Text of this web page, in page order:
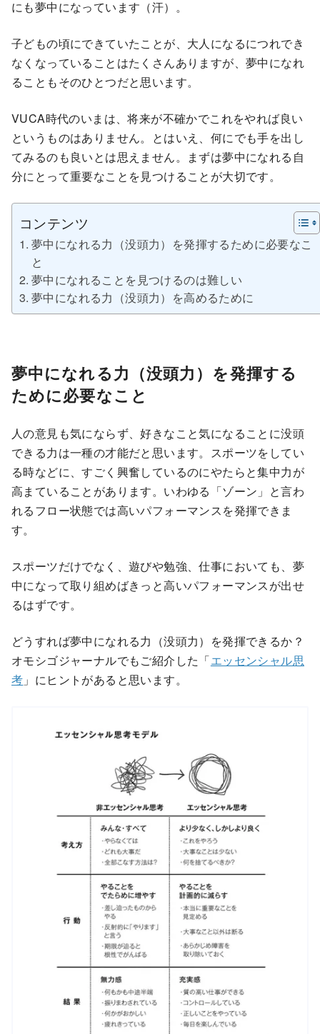
にも夢中になっています（汗）。
子どもの頃にできていたことが、大人になるにつれでき
なくなっていることはたくさんありますが、夢中になれ
ることもそのひとつだと思います。
VUCA時代のいまは、将来が不確かでこれをやれば良い
というものはありません。とはいえ、何にでも手を出し
てみるのも良いとは思えません。まずは夢中になれる自
分にとって重要なことを見つけることが大切です。
コンテンツ
夢中になれる力（没頭力）を発揮するために必要なこ
と
夢中になれることを見つけるのは難しい
夢中になれる力（没頭力）を高めるために
夢中になれる力（没頭力）を発揮する
ために必要なこと
人の意見も気にならず、好きなこと気になることに没頭
できる力は一種の才能だと思います。スポーツをしてい
る時などに、すごく興奮しているのにやたらと集中力が
高まていることがあります。いわゆる「ゾーン」と言わ
れるフロー状態では高いパフォーマンスを発揮できま
す。
スポーツだけでなく、遊びや勉強、仕事においても、夢
中になって取り組めばきっと高いパフォーマンスが出せ
るはずです。
どうすれば夢中になれる力（没頭力）を発揮できるか？
オモシゴジャーナルでもご紹介した「エッセンシャル思
考 」にヒントがあると思います。